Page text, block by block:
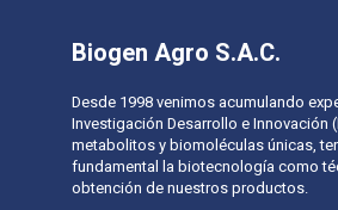
Biogen Agro S.A.C.
Desde 1998 venimos acumulando
Investigación Desarrollo e Innovación
metabolitos y biomoléculas únicas,
fundamental la biotecnología como
obtención de nuestros productos.